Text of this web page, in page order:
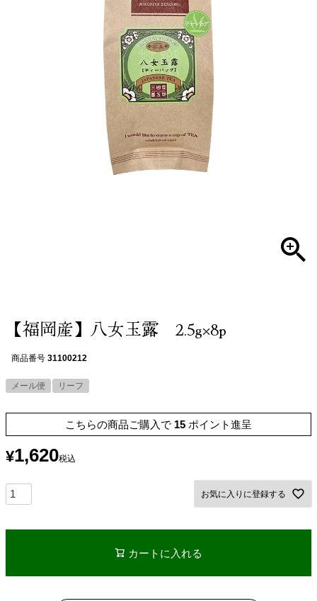
【福岡産】八女玉露 2.5g×8p
商品番号 31100212
メール便 リーフ
こちらの商品ご購入で 15 ポイント進呈
¥1,620税込
お気に入りに登録する
カートに入れる